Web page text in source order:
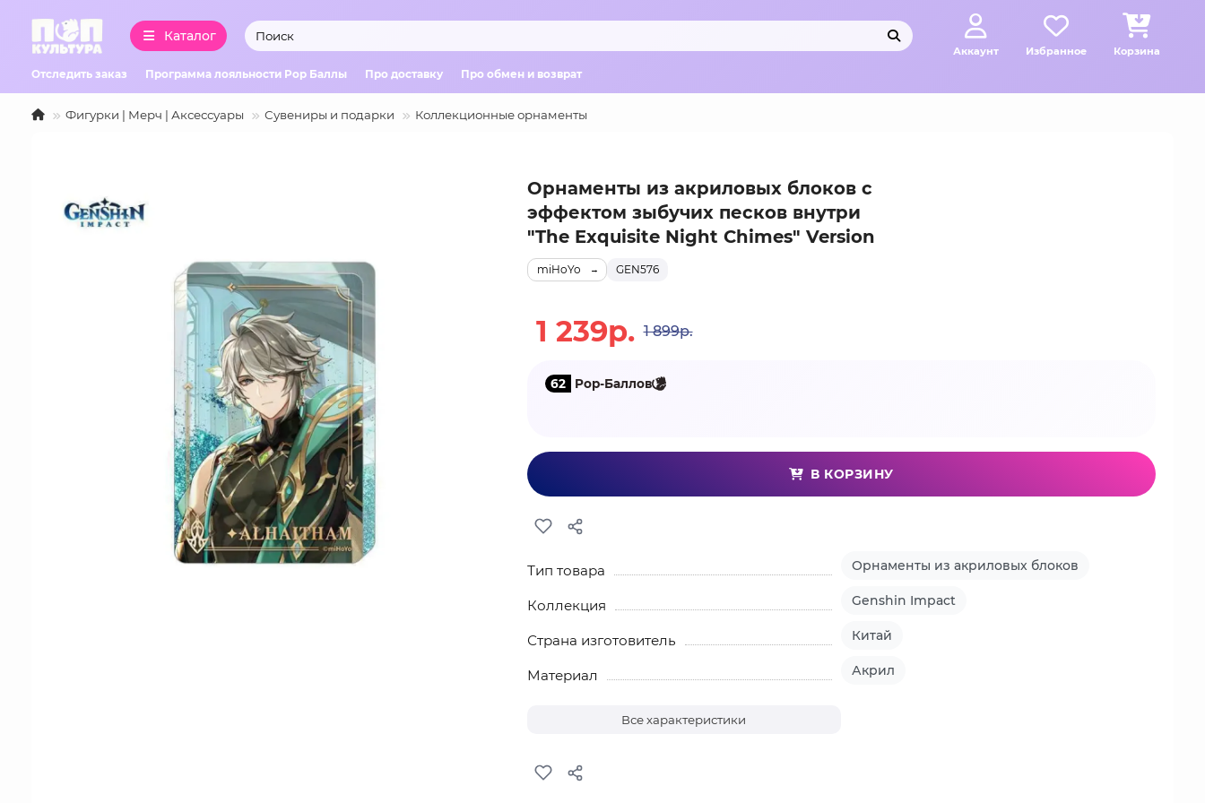
Каталог
Аккаунт Избранное Корзина
Отследить заказ Программа лояльности Pop Баллы Про доставку Про обмен и возврат
Фигурки | Мерч | Аксессуары Сувениры и подарки Коллекционные орнаменты
Орнаменты из акриловых блоков с
эффектом зыбучих песков внутри
"The Exquisite Night Chimes" Version
GEN576
miHoYo
1 239р. 1 899р.
62 Pop-Баллов
В КОРЗИНУ
Тип товара Орнаменты из акриловых блоков
Коллекция Genshin Impact
Страна изготовитель Китай
Материал Акрил
Все характеристики